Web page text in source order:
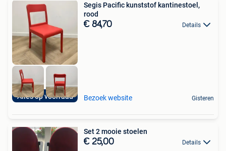
Alles op voorraad
Segis Pacific kunststof kantinestoel,
rood
€ 84,70 Details
Bezoek website Gisteren
Set 2 mooie stoelen
€ 25,00 Details